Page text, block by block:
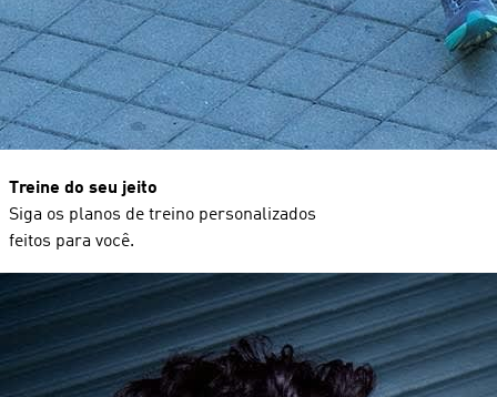
Treine do seu jeito
Siga os planos de treino personalizados
feitos para você.